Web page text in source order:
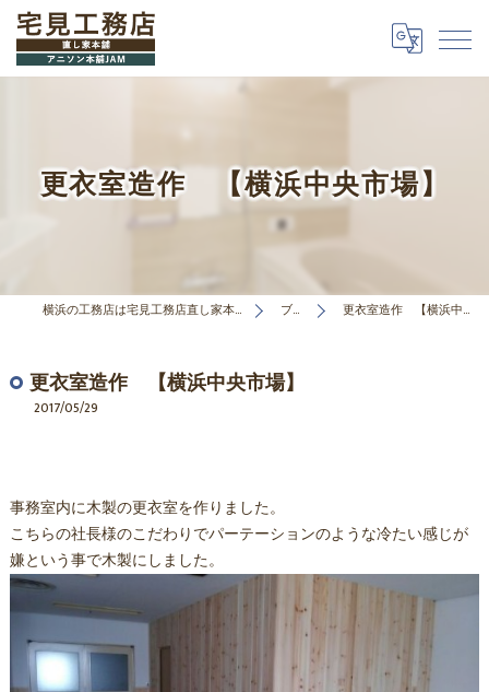
更衣室造作 【横浜中央市場】
横浜の工務店は宅見工務店直し家本舗合同会社 ブログ 更衣室造作 【横浜中央市場】
更衣室造作 【横浜中央市場】
2017/05/29
事務室内に木製の更衣室を作りました。
こちらの社長様のこだわりでパーテーションのような冷たい感じが
嫌という事で木製にしました。